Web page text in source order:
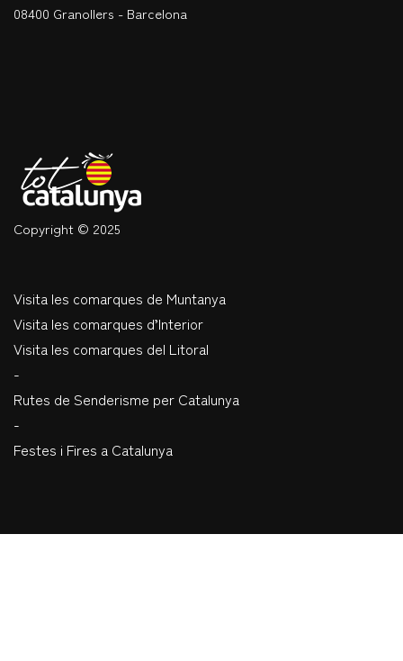
08400 Granollers - Barcelona
Copyright © 2025
Visita les comarques de Muntanya
Visita les comarques d’Interior
Visita les comarques del Litoral
-
Rutes de Senderisme per Catalunya
-
Festes i Fires a Catalunya